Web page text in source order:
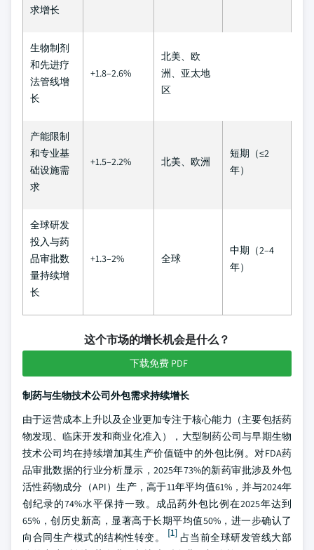
求增长
生物制剂
和先进疗
法管线增
长
+1.8–2.6%
北美、欧
洲、亚太地
区
产能限制
和专业基
础设施需
求
+1.5–2.2% 北美、欧洲
短期（≤2
年）
全球研发
投入与药
品审批数
量持续增
长
+1.3–2% 全球
中期（2–4
年）
这个市场的增长机会是什么？
下载免费 PDF
制药与生物技术公司外包需求持续增长
由于运营成本上升以及企业更加专注于核心能力（主要包括药
物发现、临床开发和商业化准入），大型制药公司与早期生物
技术公司均在持续增加其生产价值链中的外包比例。对FDA药
品审批数据的行业分析显示，2025年73%的新药审批涉及外包
活性药物成分（API）生产，高于11年平均值61%，并与2024年
创纪录的74%水平保持一致。成品药外包比例在2025年达到
65%，创历史新高，显著高于长期平均值50%，进一步确认了
向合同生产模式的结构性转变。
[1] 占当前全球研发管线大部